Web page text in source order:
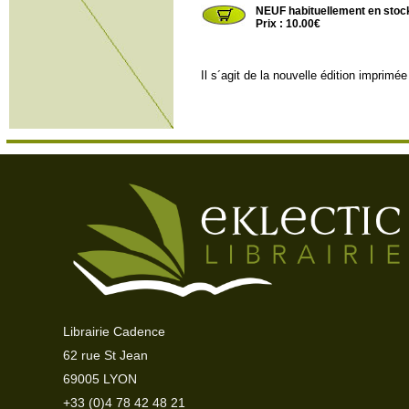
NEUF habituellement en
Prix : 10.00€
Il s´agit de la nouvelle édition
Librairie Cadence
62 rue St Jean
69005 LYON
+33 (0)4 78 42 48 21